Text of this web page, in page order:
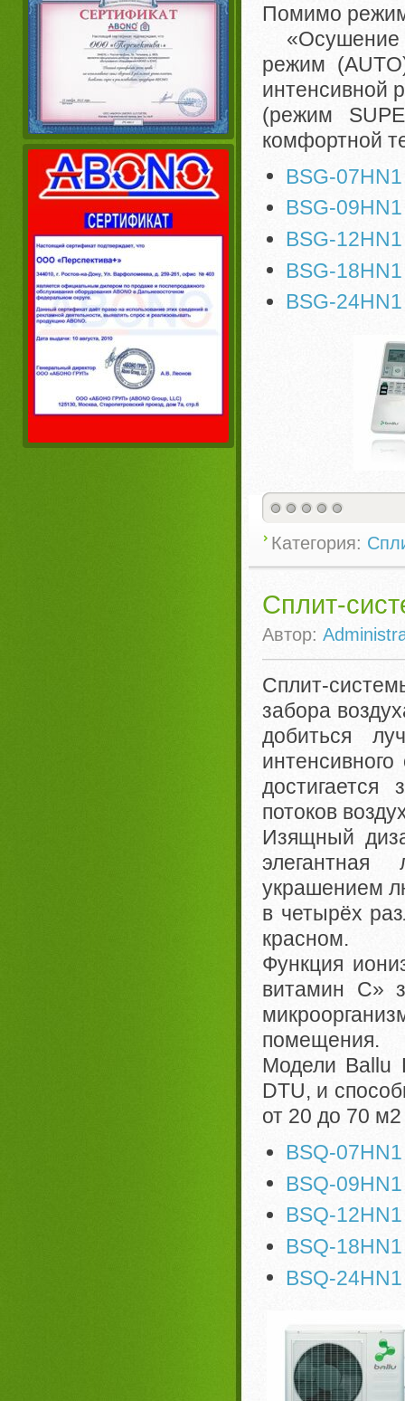
Помимо
«Осушение
режим
интенсивной
(режим
комфортной
BSG-07HN1
BSG-09HN1
BSG-12HN1
BSG-18HN1
BSG-24HN1
Категория:
Сплит-
Автор:
Сплит-
забора
добиться
достигается
потоков
Изящный
украшением
в четырёх
красном.
Функция
витамин С»
помещения.
Модели Ballu
DTU, и
от 20 до 70 м2
BSQ-07HN1
BSQ-09HN1
BSQ-12HN1
BSQ-18HN1
BSQ-24HN1